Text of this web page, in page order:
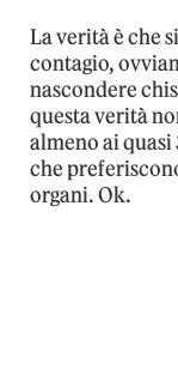
La verità è che
contagio,
nascondere
questa verità
almeno ai
che
organi. Ok.